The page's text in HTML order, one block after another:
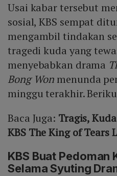
Usai kabar tersebut
sosial, KBS sempat
mengambil tindakan
tragedi kuda yang
menyebabkan drama
Bong Won menunda
minggu terakhir.
Baca Juga: Tragis,
KBS The King of Tears
KBS Buat Pedoman
Selama Syuting